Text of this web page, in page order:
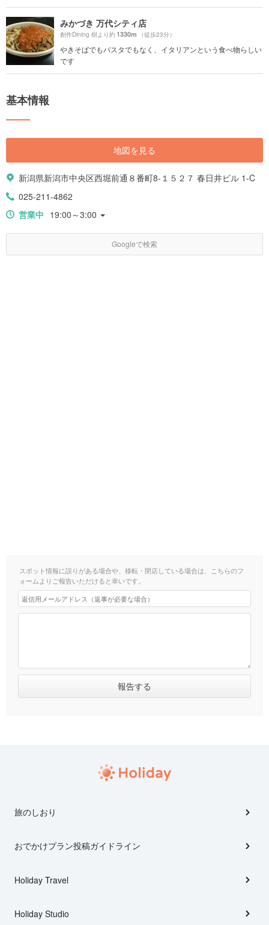
みかづき 万代シティ店
創作Dining 樹より約1330m （徒歩23分）
やきそばでもパスタでもなく、イタリアンという食べ物らしい
です
基本情報
地図を見る
新潟県新潟市中央区西堀前通８番町8-１５２７ 春日井ビル 1-C
025-211-4862
営業中 19:00～3:00
Googleで検索
スポット情報に誤りがある場合や、移転・閉店している場合は、こちらのフ
ォームよりご報告いただけると幸いです。
旅のしおり
おでかけプラン投稿ガイドライン
Holiday Travel
Holiday Studio